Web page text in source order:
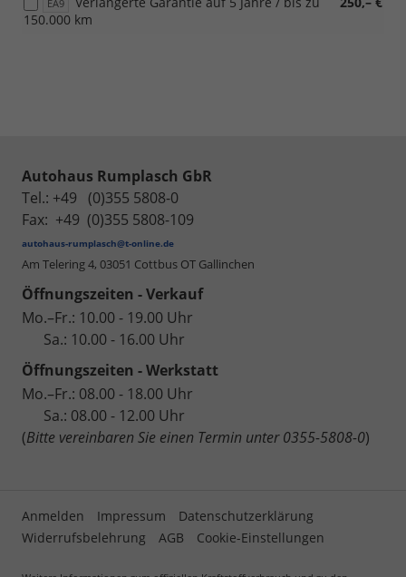
EA9
150.000 km
Autohaus Rumplasch GbR
Tel.: +49 (0)355 5808-0
Fax: +49 (0)355 5808-109
autohaus-rumplasch@t-online.de
Am Telering 4, 03051 Cottbus OT Gallinchen
Öffnungszeiten - Verkauf
Mo.–Fr.: 10.00 - 19.00 Uhr
Sa.: 10.00 - 16.00 Uhr
Öffnungszeiten - Werkstatt
Mo.–Fr.: 08.00 - 18.00 Uhr
Sa.: 08.00 - 12.00 Uhr
(Bitte vereinbaren Sie einen Termin unter 0355-5808-0)
Anmelden Impressum
Datenschutzerklärung
Widerrufsbelehrung
AGB Cookie-Einstellungen